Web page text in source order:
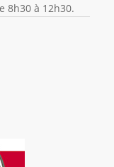
8h30 à 12h30.